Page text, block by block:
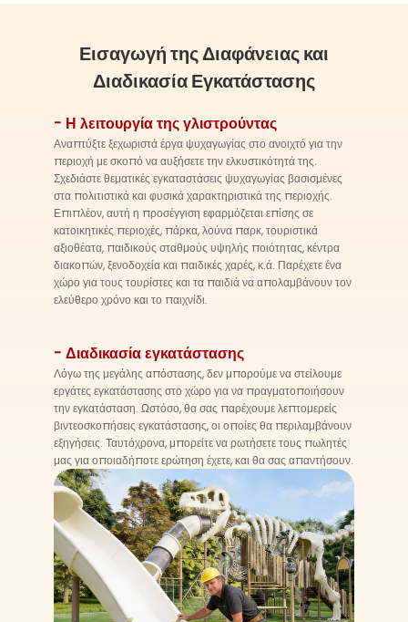
Εισαγωγή της Διαφάνειας και
Διαδικασία Εγκατάστασης
- Η λειτουργία της γλιστρούντας
Αναπτύξτε ξεχωριστά έργα ψυχαγωγίας στο ανοιχτό για την
περιοχή με σκοπό να αυξήσετε την ελκυστικότητά της.
Σχεδιάστε θεματικές εγκαταστάσεις ψυχαγωγίας βασισμένες
στα πολιτιστικά και φυσικά χαρακτηριστικά της περιοχής.
Επιπλέον, αυτή η προσέγγιση εφαρμόζεται επίσης σε
κατοικητικές περιοχές, πάρκα, λούνα παρκ, τουριστικά
αξιοθέατα, παιδικούς σταθμούς υψηλής ποιότητας, κέντρα
διακοπών, ξενοδοχεία και παιδικές χαρές, κ.ά. Παρέχετε ένα
χώρο για τους τουρίστες και τα παιδιά να απολαμβάνουν τον
ελεύθερο χρόνο και το παιχνίδι.
- Διαδικασία εγκατάστασης
Λόγω της μεγάλης απόστασης, δεν μπορούμε να στείλουμε
εργάτες εγκατάστασης στο χώρο για να πραγματοποιήσουν
την εγκατάσταση. Ωστόσο, θα σας παρέχουμε λεπτομερείς
βιντεοσκοπήσεις εγκατάστασης, οι οποίες θα περιλαμβάνουν
εξηγήσεις. Ταυτόχρονα, μπορείτε να ρωτήσετε τους πωλητές
μας για οποιαδήποτε ερώτηση έχετε, και θα σας απαντήσουν.